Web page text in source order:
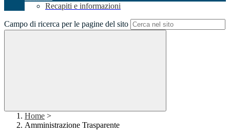
Recapiti e informazioni
Campo di ricerca per le pagine del sito
Home >
Amministrazione Trasparente